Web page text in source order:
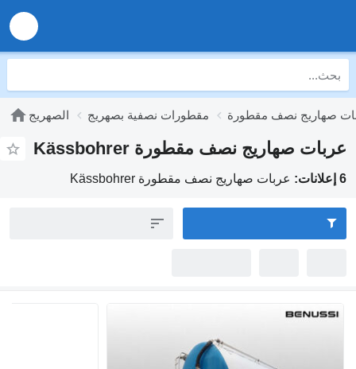
الصهريج مقطورات نصفية بصهريج صهاريج نصف مقطورة
عربات صهاريج نصف مقطورة Kässbohrer
6 إعلانات: عربات صهاريج نصف مقطورة Kässbohrer